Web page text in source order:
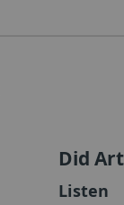
Did
Listen